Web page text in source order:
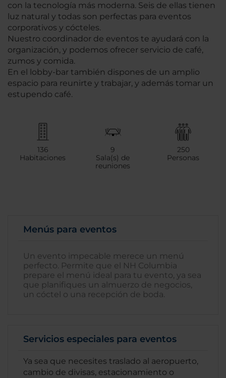
con la tecnología más moderna. Seis de ellas tienen
luz natural y todas son perfectas para eventos
corporativos y cócteles.
Nuestro coordinador de eventos te ayudará con la
organización, y podemos ofrecer servicio de café,
zumos y comida.
En el lobby-bar también dispones de un amplio
espacio para reunirte y trabajar, y además tomar un
estupendo café.
136
Habitaciones
9
Sala(s) de
reuniones
250
Personas
Menús para eventos
Un evento impecable merece un menú
perfecto. Permite que el NH Columbia
prepare el menú ideal para tu evento, ya sea
que planifiques un almuerzo de negocios,
un cóctel o una recepción de boda.
Servicios especiales para eventos
Ya sea que necesites traslado al aeropuerto,
cambio de divisas, estacionamiento o